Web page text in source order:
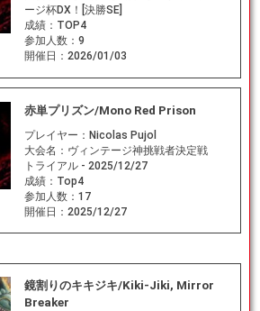
ージ杯DX！[決勝SE]
成績： TOP4
参加人数： 9
開催日： 2026/01/03
赤単プリズン/Mono Red Prison
プレイヤー： Nicolas Pujol
大会名： ヴィンテージ神挑戦者決定戦
トライアル - 2025/12/27
成績： Top4
参加人数： 17
開催日： 2025/12/27
鏡割りのキキジキ/Kiki-Jiki, Mirror
Breaker